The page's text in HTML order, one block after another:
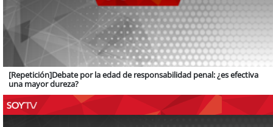
[Repetición]Debate por la edad de responsabilidad penal: ¿es efectiva
una mayor dureza?